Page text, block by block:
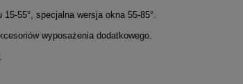
55°, specjalna wersja okna 55-85°.
wyposażenia dodatkowego.